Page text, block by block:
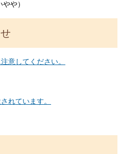
や）
意してください。
れています。